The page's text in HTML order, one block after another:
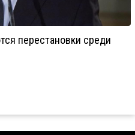
перестановки среди